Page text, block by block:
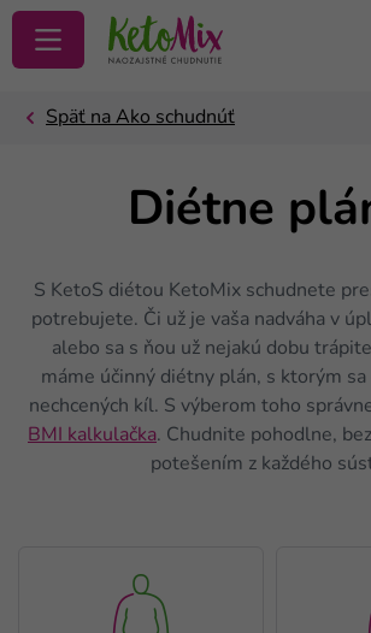
VYHĽADAŤ
Diétne
S KetoS diétou KetoMix schudnete
potrebujete. Či už je vaša nadváha v
alebo sa s ňou už nejakú dobu
máme účinný diétny plán, s ktorým sa
nechcených kíl. S výberom toho
BMI kalkulačka. Chudnite pohodlne,
potešením z každého